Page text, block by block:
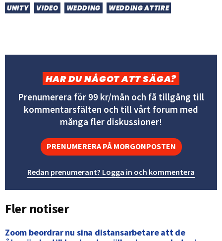
UNITY
VIDEO WEDDING WEDDING ATTIRE
HAR DU NÅGOT ATT SÄGA?
Prenumerera för 99 kr/mån och få tillgång till
kommentarsfälten och till vårt forum med
många fler diskussioner!
PRENUMERERA PÅ MORGONPOSTEN
Redan prenumerant? Logga in och kommentera
Fler notiser
Zoom beordrar nu sina distansarbetare att de